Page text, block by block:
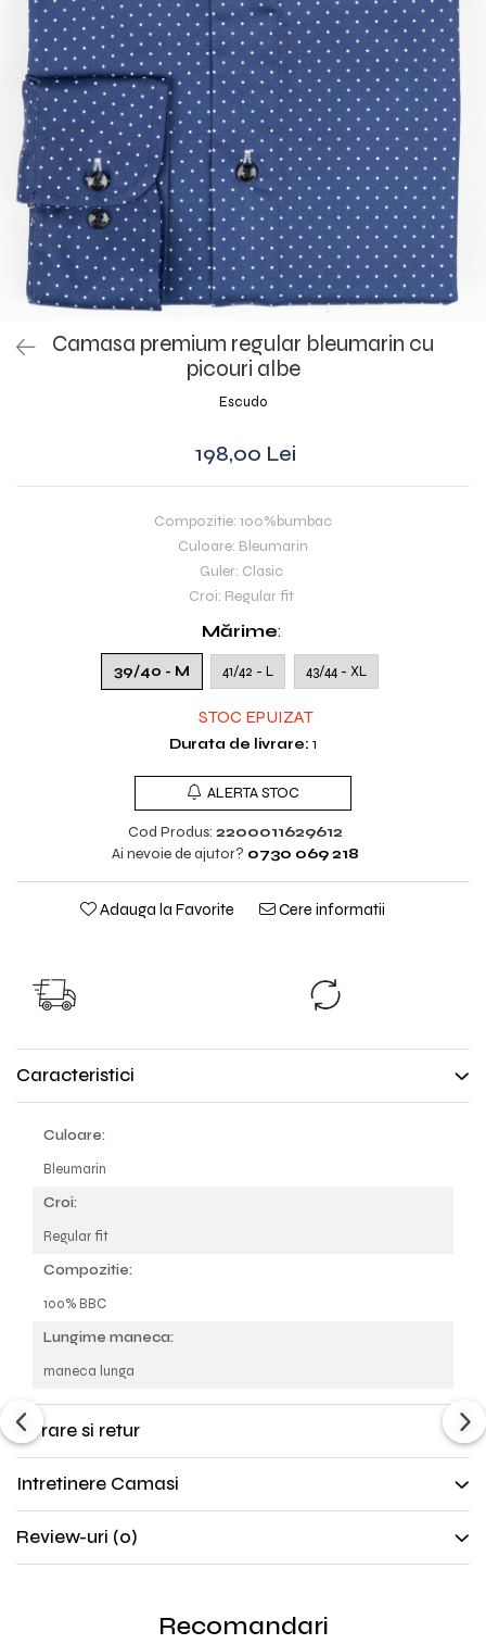
Camasa premium regular bleumarin cu
picouri albe
Escudo
198,00 Lei
Compozitie: 100%bumbac
Culoare: Bleumarin
Guler: Clasic
Croi: Regular fit
Mărime:
39/40 - M 41/42 - L 43/44 - XL
STOC EPUIZAT
Durata de livrare: 1
ALERTA STOC
Cod Produs: 2200011629612
Ai nevoie de ajutor? 0730 069 218
Adauga la Favorite Cere informatii
Caracteristici
Culoare:
Bleumarin
Croi:
Regular fit
Compozitie:
100% BBC
Lungime maneca:
maneca lunga
Livrare si retur
Intretinere Camasi
Review-uri (0)
Recomandari